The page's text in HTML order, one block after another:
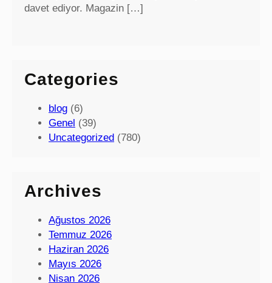
davet ediyor. Magazin […]
Categories
blog (6)
Genel (39)
Uncategorized (780)
Archives
Ağustos 2026
Temmuz 2026
Haziran 2026
Mayıs 2026
Nisan 2026